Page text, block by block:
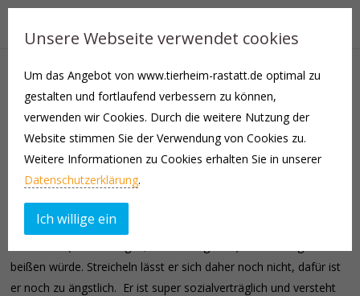
Paavo (männlich) kam am 08.08.2024 als Fundkatze zu uns ins
Tierheim.
Nun ist er auf der Suche nach seinem neuen Zuhause, welcher
nach einer gewissen Eingewöhnungsphase über eine Möglichkeit
zum Freigang verfügen sollte.
Paavo ist eine sehr scheue Katze, die bei Konfrontation mit dem
beißen würde. Streicheln lässt er sich daher noch nicht, dafür ist
er noch zu ängstlich. Er ist super sozialverträglich und versteht
Unsere Webseite verwendet cookies
Um das Angebot von www.tierheim-rastatt.de optimal zu
gestalten und fortlaufend verbessern zu können,
verwenden wir Cookies. Durch die weitere Nutzung der
Website stimmen Sie der Verwendung von Cookies zu.
Weitere Informationen zu Cookies erhalten Sie in unserer
Datenschutzerklärung.
Ich willige ein